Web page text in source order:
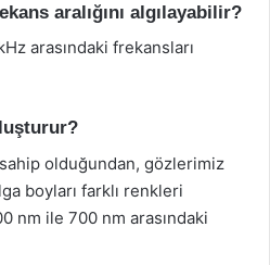
aralığını algılayabilir?
arasındaki frekansları
sahip olduğundan, gözlerimiz
boyları farklı renkleri
nm ile 700 nm arasındaki